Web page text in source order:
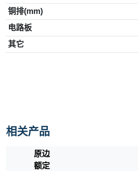
铜排(mm)
电路板
其它
相关产品
原边
额定